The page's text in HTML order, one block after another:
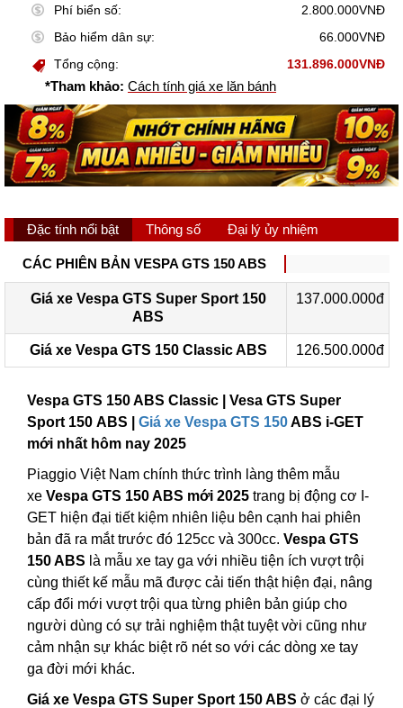
Phí biển số:
2.800.000VNĐ
Bảo hiểm dân sự:
66.000VNĐ
Tổng cộng:
131.896.000VNĐ
*Tham khảo: Cách tính giá xe lăn bánh
Đặc tính nổi bật Thông số Đại lý ủy nhiệm
CÁC PHIÊN BẢN VESPA GTS 150 ABS
Giá xe Vespa GTS Super Sport 150
ABS
137.000.000đ
Giá xe Vespa GTS 150 Classic ABS 126.500.000đ
Vespa GTS 150 ABS Classic | Vesa GTS Super
Sport 150 ABS | Giá xe Vespa GTS 150ABS i-GET
mới nhất hôm nay 2025
Piaggio Việt Nam chính thức trình làng thêm mẫu
xe Vespa GTS 150 ABS mới 2025 trang bị động cơ I-
GET hiện đại tiết kiệm nhiên liệu bên cạnh hai phiên
bản đã ra mắt trước đó 125cc và 300cc. Vespa GTS
150 ABS là mẫu xe tay ga với nhiều tiện ích vượt trội
cùng thiết kế mẫu mã được cải tiến thật hiện đại, nâng
cấp đổi mới vượt trội qua từng phiên bản giúp cho
người dùng có sự trải nghiệm thật tuyệt vời cũng như
cảm nhận sự khác biệt rõ nét so với các dòng xe tay
ga đời mới khác.
Giá xe Vespa GTS Super Sport 150 ABS ở các đại lý